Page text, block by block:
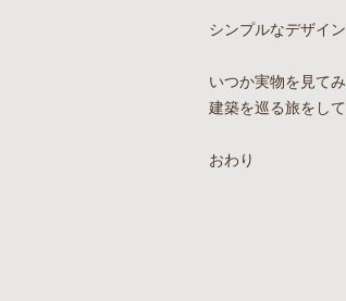
シンプルなデザイ
いつか実物を見てみ
建築を巡る旅をし
おわり